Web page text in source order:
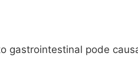
gastrointestinal pode